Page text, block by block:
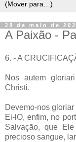
28 de maio de
A Paixão -
6. - A
Nos autem
Christi.
Devemo-nos
Ei-lO, enfim, no
Salvação, que
precioso sangue,